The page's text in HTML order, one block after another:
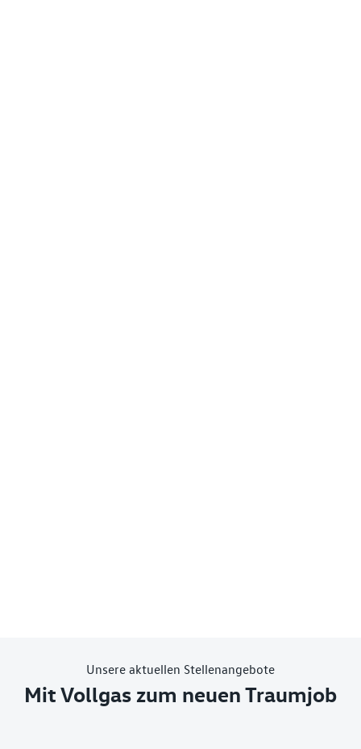
Unsere aktuellen Stellenangebote
Mit Vollgas zum neuen Traumjob